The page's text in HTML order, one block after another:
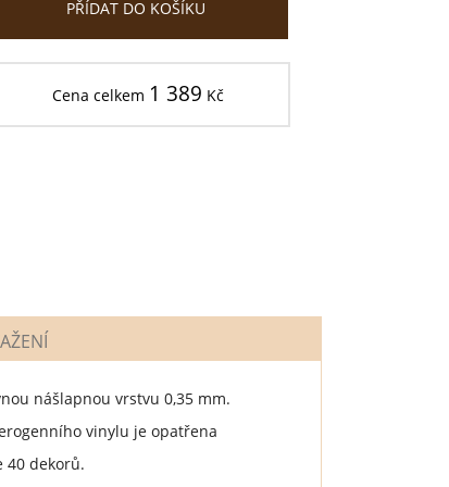
PŘÍDAT DO KOŠÍKU
Cena celkem 1 389 Kč
nášlapnou vrstvu 0,35 mm.
vinylu je opatřena
40 dekorů.